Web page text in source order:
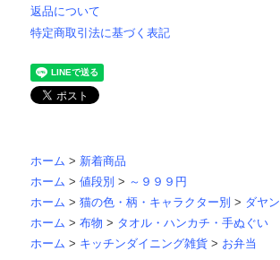
返品について
特定商取引法に基づく表記
ホーム > 新着商品
ホーム > 値段別 > ～９９９円
ホーム > 猫の色・柄・キャラクター別 > ダヤン
ホーム > 布物 > タオル・ハンカチ・手ぬぐい
ホーム > キッチンダイニング雑貨 > お弁当